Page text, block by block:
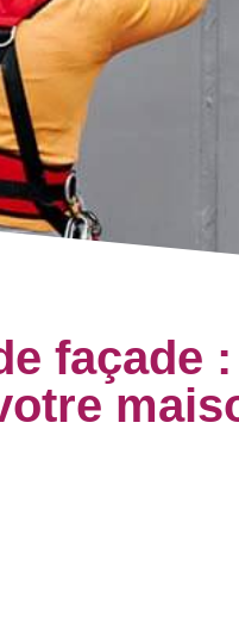
façade